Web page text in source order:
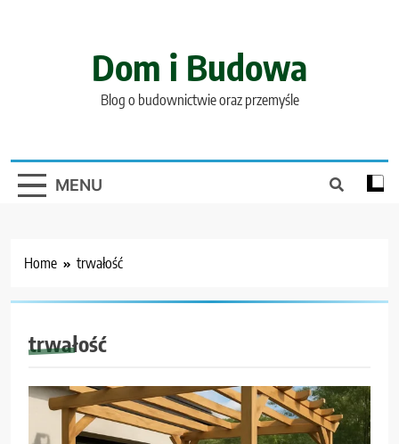
Dom i Budowa
Blog o budownictwie oraz przemyśle
MENU
Home trwałość
trwałość